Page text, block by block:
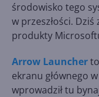
środowisko tego
w przeszłości.
produkty
Arrow Launcher
ekranu głównego
wprowadził tu